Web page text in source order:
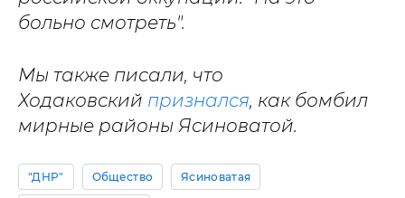
больно смотреть".
Мы также писали, что
Ходаковский признался, как бомбил
мирные районы Ясиноватой.
"ДНР" Общество Ясиноватая